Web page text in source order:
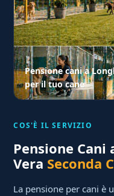
Pensione cani a
per il tuo cane
COS'È IL SERVIZIO
Pensione
Vera Seconda
La pensione per cani è